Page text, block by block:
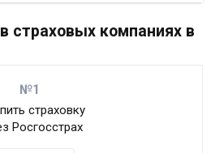
страховых компаниях в
1